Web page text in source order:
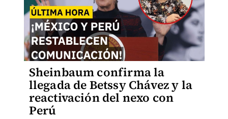
Sheinbaum confirma la
llegada de Betssy Chávez y la
reactivación del nexo con
Perú